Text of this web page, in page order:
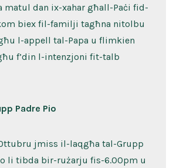
matul dan ix-xahar għall-Paċi fid-
biex fil-familji tagħna nitolbu
l-appell tal-Papa u flimkien
f’din l-intenzjoni fit-talb
Padre Pio
jmiss il-laqgħa tal-Grupp
li tibda bir-rużarju fis-6.00pm u